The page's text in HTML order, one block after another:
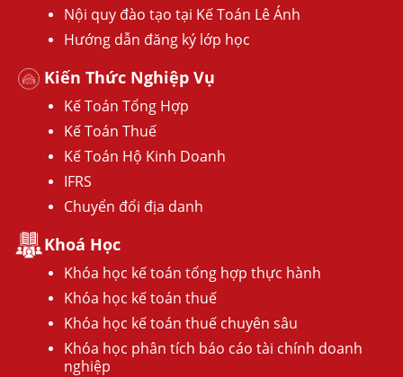
Nội quy đào tạo tại Kế Toán Lê Ánh
Hướng dẫn đăng ký lớp học
Kiến Thức Nghiệp Vụ
Kế Toán Tổng Hợp
Kế Toán Thuế
Kế Toán Hộ Kinh Doanh
IFRS
Chuyển đổi địa danh
Khoá Học
Khóa học kế toán tổng hợp thực hành
Khóa học kế toán thuế
Khóa học kế toán thuế chuyên sâu
Khóa học phân tích báo cáo tài chính doanh
nghiệp